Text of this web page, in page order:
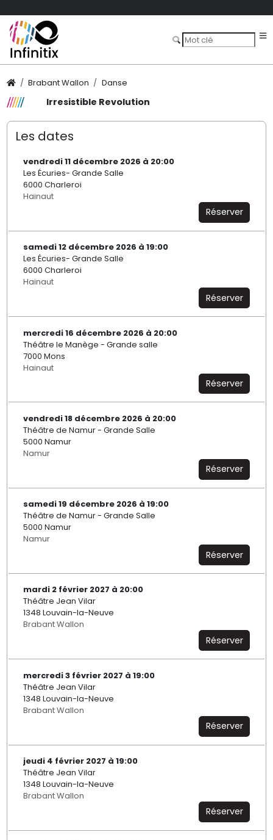
Brabant Wallon Danse
Irresistible Revolution
Les dates
vendredi 11 décembre 2026 à 20:00
Les Écuries- Grande Salle
6000 Charleroi
Hainaut
Réserver
samedi 12 décembre 2026 à 19:00
Les Écuries- Grande Salle
6000 Charleroi
Hainaut
Réserver
mercredi 16 décembre 2026 à 20:00
Théâtre le Manège - Grande salle
7000 Mons
Hainaut
Réserver
vendredi 18 décembre 2026 à 20:00
Théâtre de Namur - Grande Salle
5000 Namur
Namur
Réserver
samedi 19 décembre 2026 à 19:00
Théâtre de Namur - Grande Salle
5000 Namur
Namur
Réserver
mardi 2 février 2027 à 20:00
Théâtre Jean Vilar
1348 Louvain-la-Neuve
Brabant Wallon
Réserver
mercredi 3 février 2027 à 19:00
Théâtre Jean Vilar
1348 Louvain-la-Neuve
Brabant Wallon
Réserver
jeudi 4 février 2027 à 19:00
Théâtre Jean Vilar
1348 Louvain-la-Neuve
Brabant Wallon
Réserver